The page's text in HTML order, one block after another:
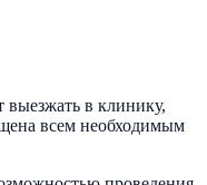
выезжать в клинику,
всем необходимым